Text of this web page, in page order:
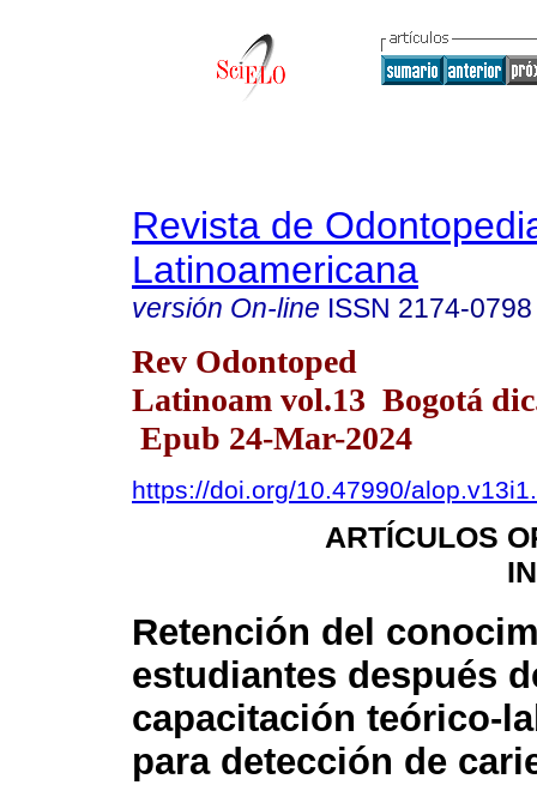
Revista de
Latinoamericana
versión On-line ISSN 2174-0798
Rev Odontoped
Latinoam vol.13 Bogotá
Epub 24-Mar-2024
https://doi.org/10.47990/
ARTÍCULOS
Retención del
estudiantes después
capacitación teórico-
para detección de